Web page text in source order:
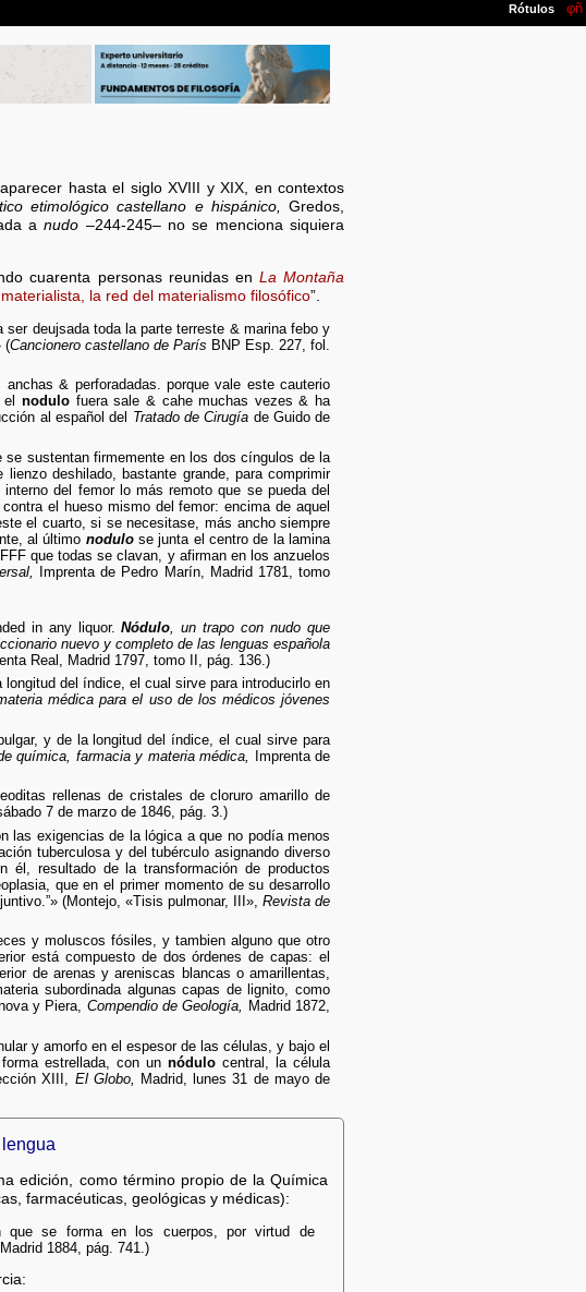
hasta el siglo XVIII y XIX, en contextos
etimológico castellano e hispánico, Gredos,
anudo –244-245– no se menciona siquiera
cuarenta personas reunidas en La Montaña
la red del materialismo filosófico”.
ser deujsada toda la parte terreste & marina febo y
(Cancionero castellano de París BNP Esp. 227, fol.
& perforadadas. porque vale este cauterio
elnodulo fuera sale & cahe muchas vezes & ha
al español del Tratado de Cirugía de Guido de
sustentan firmemente en los dos cíngulos de la
lienzo deshilado, bastante grande, para comprimir
del femor lo más remoto que se pueda del
el hueso mismo del femor: encima de aquel
el cuarto, si se necesitase, más ancho siempre
al último nodulose junta el centro de la lamina
que todas se clavan, y afirman en los anzuelos
Imprenta de Pedro Marín, Madrid 1781, tomo
in any liquor.Nódulo , un trapo con nudo que
nuevo y completo de las lenguas española
Real, Madrid 1797, tomo II, pág. 136.)
del índice, el cual sirve para introducirlo en
médica para el uso de los médicos jóvenes
y de la longitud del índice, el cual sirve para
química, farmacia y materia médica,
Imprenta de
rellenas de cristales de cloruro amarillo de
7 de marzo de 1846, pág. 3.)
las exigencias de la lógica a que no podía menos
tuberculosa y del tubérculo asignando diverso
resultado de la transformación de productos
que en el primer momento de su desarrollo
(Montejo, «Tisis pulmonar, III»,Revista de
y moluscos fósiles, y tambien alguno que otro
está compuesto de dos órdenes de capas: el
de arenas y areniscas blancas o amarillentas,
subordinada algunas capas de lignito, como
y Piera, Compendio de Geología, Madrid 1872,
y amorfo en el espesor de las células, y bajo el
estrellada, con unnódulo central, la célula
XIII, El Globo,
Madrid, lunes 31 de mayo de
edición, como término propio de la Química
farmacéuticas, geológicas y médicas):
que se forma en los cuerpos, por virtud de
1884, pág. 741.)